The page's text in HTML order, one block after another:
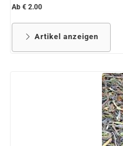
Ab € 2.00
Artikel anzeigen